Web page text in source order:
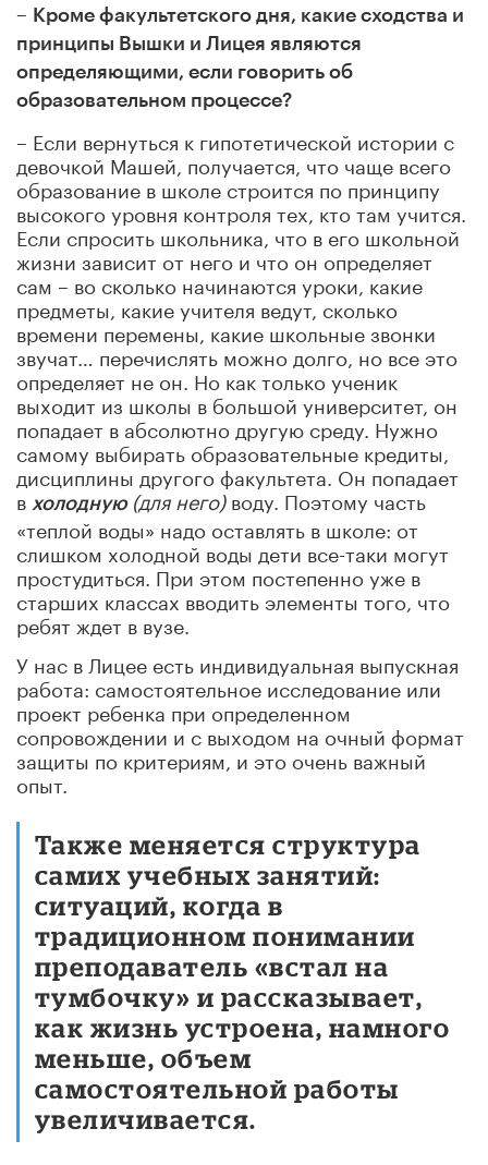
– Кроме факультетского дня, какие сходства и
принципы Вышки и Лицея являются
определяющими, если говорить об
образовательном процессе?
– Если вернуться к гипотетической истории с
девочкой Машей, получается, что чаще всего
образование в школе строится по принципу
высокого уровня контроля тех, кто там учится.
Если спросить школьника, что в его школьной
жизни зависит от него и что он определяет
сам – во сколько начинаются уроки, какие
предметы, какие учителя ведут, сколько
времени перемены, какие школьные звонки
звучат… перечислять можно долго, но все это
определяет не он. Но как только ученик
выходит из школы в большой университет, он
попадает в абсолютно другую среду. Нужно
самому выбирать образовательные кредиты,
дисциплины другого факультета. Он попадает
в холодную (для него)воду. Поэтому часть
«теплой воды» надо оставлять в школе: от
слишком холодной воды дети все-таки могут
простудиться. При этом постепенно уже в
старших классах вводить элементы того, что
ребят ждет в вузе.
У нас в Лицее есть индивидуальная выпускная
работа: самостоятельное исследование или
проект ребенка при определенном
сопровождении и с выходом на очный формат
защиты по критериям, и это очень важный
опыт.
Также меняется структура
самих учебных занятий:
ситуаций, когда в
традиционном понимании
преподаватель «встал на
тумбочку» и рассказывает,
как жизнь устроена, намного
меньше, объем
самостоятельной работы
увеличивается.